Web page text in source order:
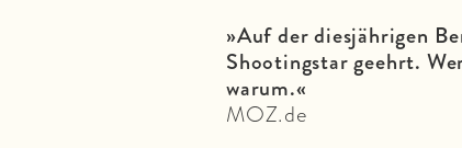
»Auf der diesjährigen
Shootingstar geehrt.
warum.«
MOZ.de